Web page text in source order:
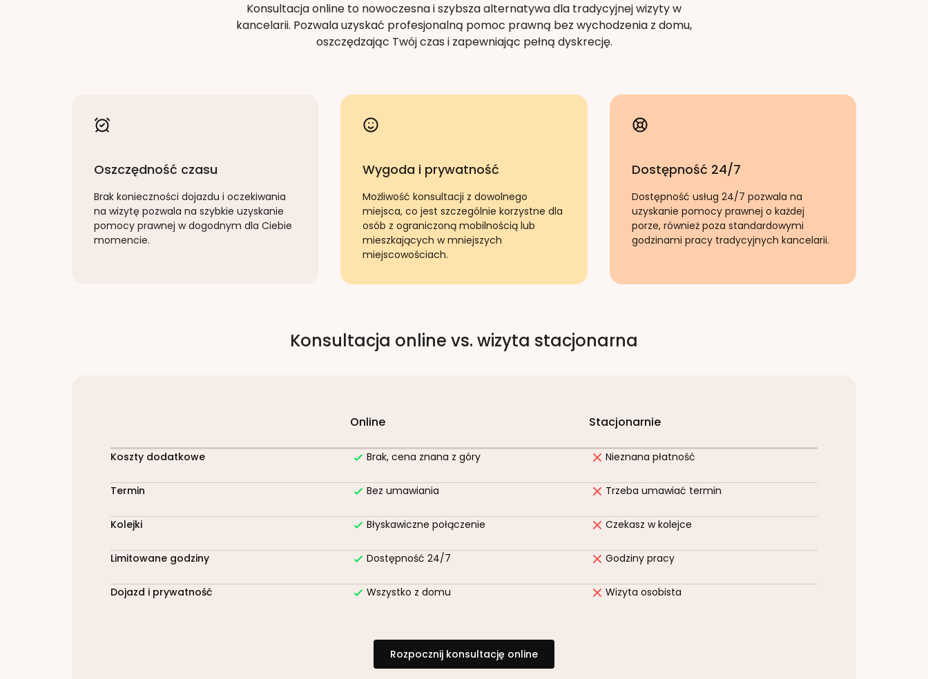
Konsultacja online to nowoczesna i szybsza alternatywa dla tradycyjnej wizyty w
kancelarii. Pozwala uzyskać profesjonalną pomoc prawną bez wychodzenia z domu,
oszczędzając Twój czas i zapewniając pełną dyskrecję.
Oszczędność czasu
Brak konieczności dojazdu i oczekiwania
na wizytę pozwala na szybkie uzyskanie
pomocy prawnej w dogodnym dla Ciebie
momencie.
Wygoda i prywatność
Możliwość konsultacji z dowolnego
miejsca, co jest szczególnie korzystne dla
osób z ograniczoną mobilnością lub
mieszkających w mniejszych
miejscowościach.
Dostępność 24/7
Dostępność usług 24/7 pozwala na
uzyskanie pomocy prawnej o każdej
porze, również poza standardowymi
godzinami pracy tradycyjnych kancelarii.
Konsultacja online vs. wizyta stacjonarna
Online Stacjonarnie
Koszty dodatkowe Brak, cena znana z góry Nieznana płatność
Termin Bez umawiania Trzeba umawiać termin
Kolejki Błyskawiczne połączenie Czekasz w kolejce
Limitowane godziny Dostępność 24/7 Godziny pracy
Dojazd i prywatność Wszystko z domu Wizyta osobista
Rozpocznij konsultację online